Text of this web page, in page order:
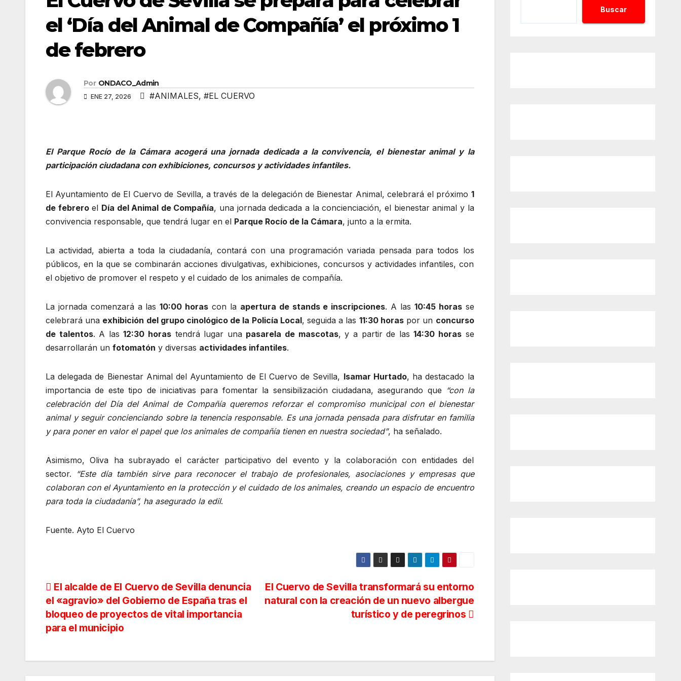
el ‘Día del Animal de Compañía’ el próximo 1
de febrero
Por ONDACO_Admin
ENE 27, 2026 #ANIMALES, #EL CUERVO
El Parque Rocío de la Cámara acogerá una jornada dedicada a la convivencia, el bienestar animal y la
participación ciudadana con exhibiciones, concursos y actividades infantiles.
El Ayuntamiento de El Cuervo de Sevilla, a través de la delegación de Bienestar Animal, celebrará el próximo 1
de febreroel Día del Animal de Compañía, una jornada dedicada a la concienciación, el bienestar animal y la
convivencia responsable, que tendrá lugar en el Parque Rocío de la Cámara, junto a la ermita.
La actividad, abierta a toda la ciudadanía, contará con una programación variada pensada para todos los
públicos, en la que se combinarán acciones divulgativas, exhibiciones, concursos y actividades infantiles, con
el objetivo de promover el respeto y el cuidado de los animales de compañía.
La jornada comenzará a las10:00 horas con la apertura de stands e inscripciones. A las 10:45 horasse
celebrará una exhibición del grupo cinológico de la Policía Local, seguida a las 11:30 horaspor un concurso
de talentos. A las12:30 horas tendrá lugar una pasarela de mascotas, y a partir de las14:30 horasse
desarrollarán un fotomatón y diversas actividades infantiles.
La delegada de Bienestar Animal del Ayuntamiento de El Cuervo de Sevilla, Isamar Hurtado, ha destacado la
importancia de este tipo de iniciativas para fomentar la sensibilización ciudadana, asegurando que “con la
celebración del Día del Animal de Compañía queremos reforzar el compromiso municipal con el bienestar
animal y seguir concienciando sobre la tenencia responsable. Es una jornada pensada para disfrutar en familia
y para poner en valor el papel que los animales de compañía tienen en nuestra sociedad”, ha señalado.
Asimismo, Oliva ha subrayado el carácter participativo del evento y la colaboración con entidades del
sector.
“Este día también sirve para reconocer el trabajo de profesionales, asociaciones y empresas que
colaboran con el Ayuntamiento en la protección y el cuidado de los animales, creando un espacio de encuentro
para toda la ciudadanía”, ha asegurado la edil.
Fuente. Ayto El Cuervo
Navegación
de
entradas
El Cuervo de Sevilla transformará su entorno
natural con la creación de un nuevo albergue
turístico y de peregrinos
El alcalde de El Cuervo de Sevilla denuncia
el «agravio» del Gobierno de España tras el
bloqueo de proyectos de vital importancia
para el municipio
Buscar